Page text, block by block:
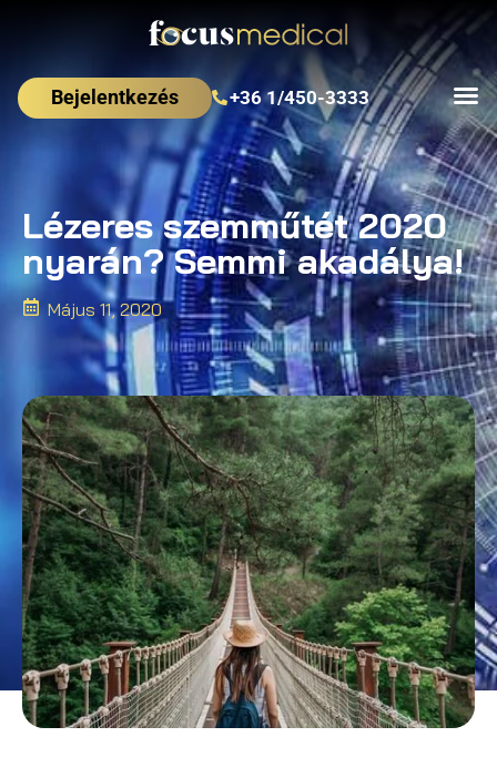
Bejelentkezés +36 1/450-3333
Lézeres szemműtét 2020
nyarán? Semmi akadálya!
Május 11, 2020